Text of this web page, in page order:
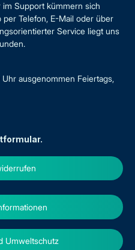
Support kümmern sich
Telefon, E-Mail oder über
Service liegt uns
ausgenommen Feiertags,
.
Umweltschutz